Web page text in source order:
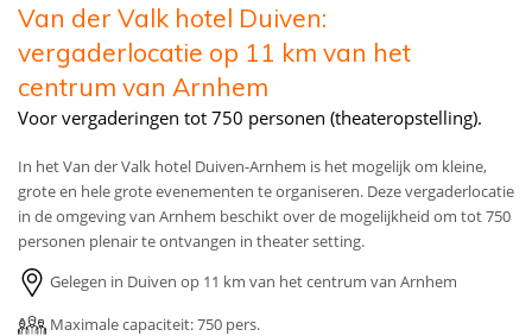
Van der Valk hotel Duiven:
vergaderlocatie op 11 km van het
centrum van Arnhem
Voor vergaderingen tot 750 personen (theateropstelling).
In het Van der Valk hotel Duiven-Arnhem is het mogelijk om kleine,
grote en hele grote evenementen te organiseren. Deze vergaderlocatie
in de omgeving van Arnhem beschikt over de mogelijkheid om tot 750
personen plenair te ontvangen in theater setting.
Gelegen in Duiven op 11 km van het centrum van Arnhem
Maximale capaciteit: 750 pers.